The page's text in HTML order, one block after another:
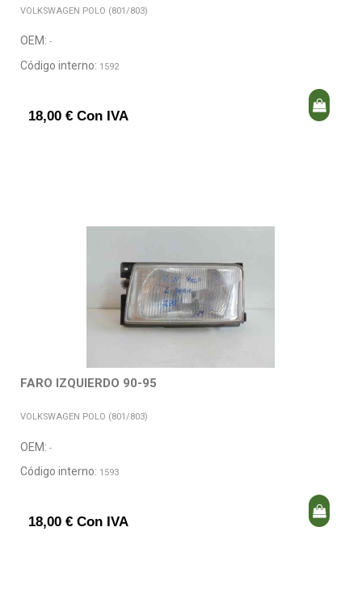
VOLKSWAGEN POLO (801/803)
OEM: -
Código interno: 1592
18,00 € Con IVA
FARO IZQUIERDO 90-95
VOLKSWAGEN POLO (801/803)
OEM: -
Código interno: 1593
18,00 € Con IVA